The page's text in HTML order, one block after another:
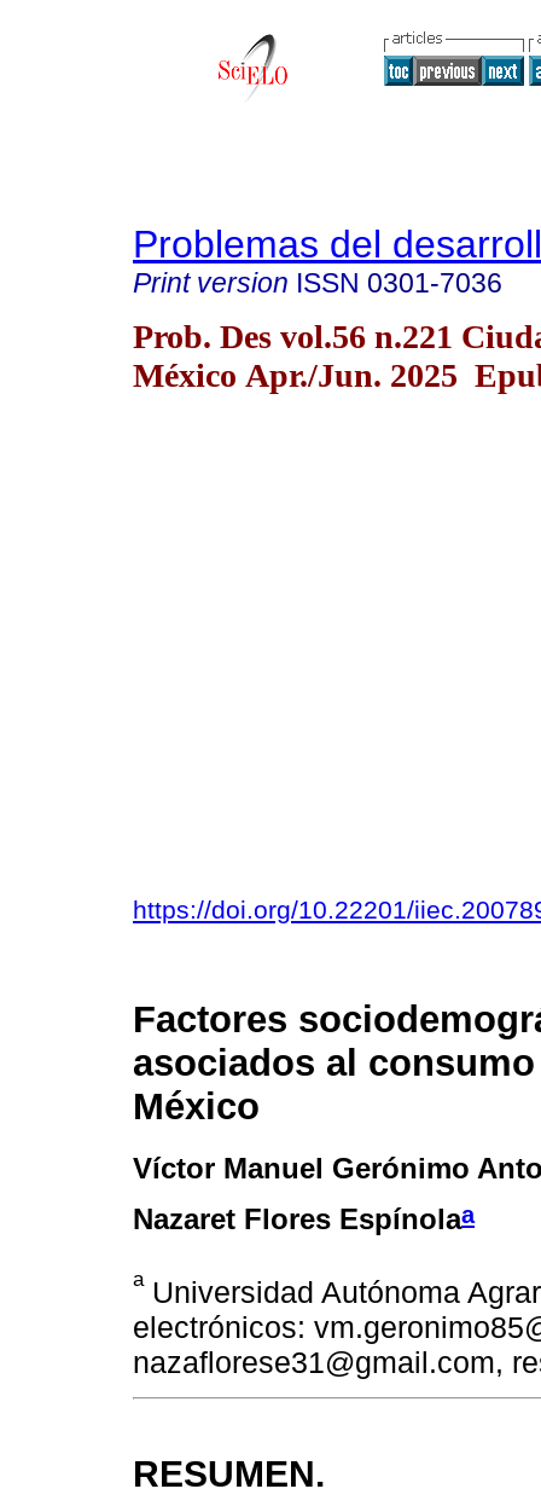
Problemas del
Print version ISSN 0301-7036
Prob. Des vol.56 n.221
México Apr./Jun. 2025
https://doi.org/10.22201/
Factores
asociados al
México
Víctor Manuel Gerónimo
Nazaret Flores Espínolaa
aUniversidad Autónoma
electrónicos:
nazaflorese31@gmail.com,
RESUMEN.